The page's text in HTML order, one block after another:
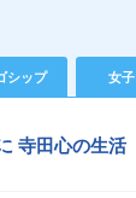
シップ 女子
寺田心の生活